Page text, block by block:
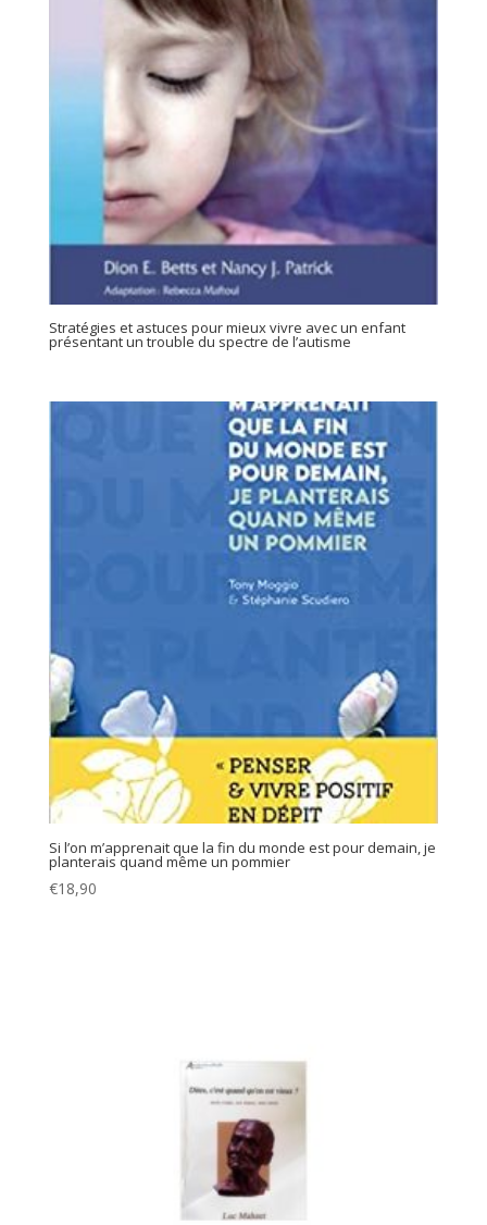
Stratégies et astuces pour mieux vivre avec un enfant
présentant un trouble du spectre de l’autisme
Si l’on m’apprenait que la fin du monde est pour demain, je
planterais quand même un pommier
€18,90